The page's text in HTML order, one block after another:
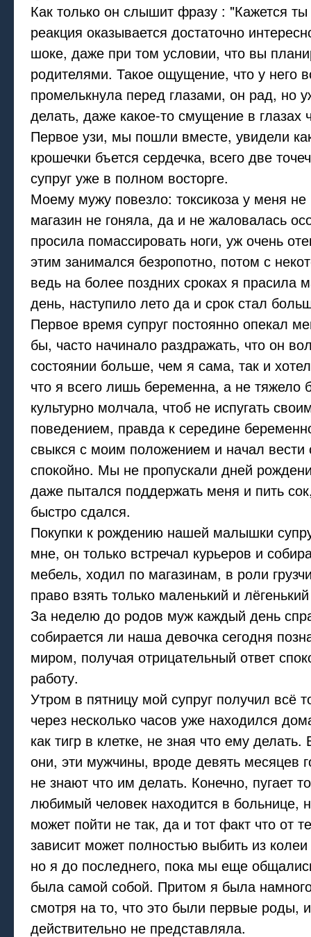
Как только он слышит фразу : "Кажется
реакция оказывается достаточно
шоке, даже при том условии, что вы
родителями. Такое ощущение, что у него
промелькнула перед глазами, он рад, но
делать, даже какое-то смущение в глазах
Первое узи, мы пошли вместе, увидели
крошечки бъется сердечка, всего две
супруг уже в полном восторге.
Моему мужу повезло: токсикоза у меня
магазин не гоняла, да и не жаловалась
просила помассировать ноги, уж очень
этим занимался безропотно, потом с
ведь на более поздних сроках я прасила
день, наступило лето да и срок стал
Первое время супруг постоянно опекал
бы, часто начинало раздражать, что он
состоянии больше, чем я сама, так и
что я всего лишь беременна, а не тяжело
культурно молчала, чтоб не испугать
поведением, правда к середине
свыкся с моим положением и начал вести
спокойно. Мы не пропускали дней
даже пытался поддержать меня и пить
быстро сдался.
Покупки к рождению нашей малышки
мне, он только встречал курьеров и
мебель, ходил по магазинам, в роли
право взять только маленький и
За неделю до родов муж каждый день
собирается ли наша девочка сегодня
миром, получая отрицательный ответ
работу.
Утром в пятницу мой супруг получил всё
через несколько часов уже находился
как тигр в клетке, не зная что ему
они, эти мужчины, вроде девять месяцев
не знают что им делать. Конечно, пугает
любимый человек находится в больнице,
может пойти не так, да и тот факт что от
зависит может полностью выбить из
но я до последнего, пока мы еще
была самой собой. Притом я была
смотря на то, что это были первые роды,
действительно не представляла.